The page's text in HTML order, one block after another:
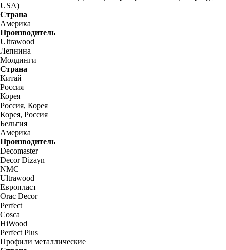
USA)
Страна
Америка
Производитель
Ultrawood
Лепнина
Молдинги
Страна
Китай
Россия
Корея
Россия, Корея
Корея, Россия
Бельгия
Америка
Производитель
Decomaster
Decor Dizayn
NMC
Ultrawood
Европласт
Orac Decor
Perfect
Cosca
HiWood
Perfect Plus
Профили металлические